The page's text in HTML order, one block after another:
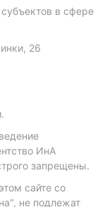
в сфере
26
ИнА
запрещены.
сайте со
не подлежат